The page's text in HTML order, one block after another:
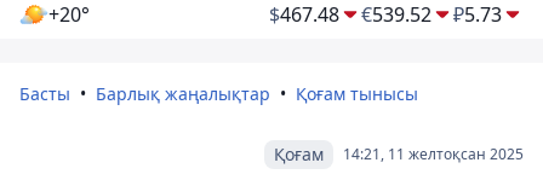
+20° $467.48 €539.52 ₽5.73
Басты Барлық жаңалықтар Қоғам тынысы
14:21, 11 желтоқсан 2025
Қоғам